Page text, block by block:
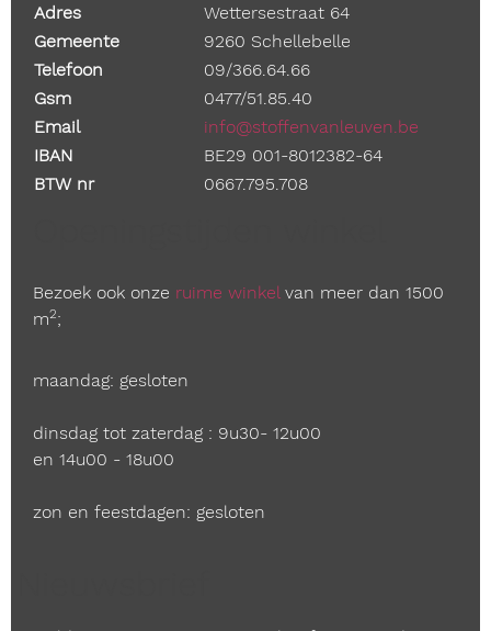
Adres
Wettersestraat 64
Gemeente
9260 Schellebelle
Telefoon
09/366.64.66
Gsm
0477/51.85.40
Email
info@stoffenvanleuven.be
IBAN
BE29 001-8012382-64
BTW nr
0667.795.708
Bezoek ook onze ruime winkel van meer dan 1500
m2;
maandag: gesloten
dinsdag tot zaterdag : 9u30- 12u00
en 14u00 - 18u00
zon en feestdagen: gesloten